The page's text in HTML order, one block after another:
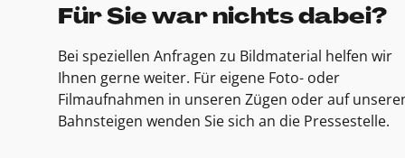
Für Sie war nichts dabei?
Bei speziellen Anfragen zu Bildmaterial helfen wir
Ihnen gerne weiter. Für eigene Foto- oder
Filmaufnahmen in unseren Zügen oder auf
Bahnsteigen wenden Sie sich an die Pressestelle.